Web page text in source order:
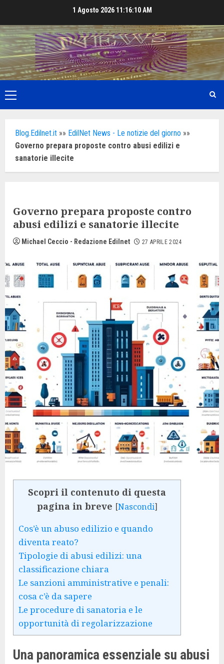
content
1 Agosto 2026 11:16:12 AM
Primary
Menu
Blog.Edilnet.it »» EdilNet News - Le notizie del giorno »»
Governo prepara proposte contro abusi edilizi e
sanatorie illecite
Governo prepara proposte contro
abusi edilizi e sanatorie illecite
Michael Ceccio - Redazione Edilnet 27 APRILE 2024
Scopri il contenuto di questa
pagina in breve [Nascondi]
Cos’è un abuso edilizio e quando
diventa reato?
Tipologie di abusi edilizi: una
classificazione chiara
Le sanzioni amministrative e penali:
cosa c’è da sapere
Le procedure di sanatoria e le
opportunità di regolarizzazione
Una panoramica essenziale su abusi